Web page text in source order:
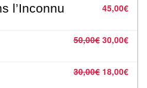
45,00€
l’Inconnu
50,00€ 30,00€
30,00€ 18,00€